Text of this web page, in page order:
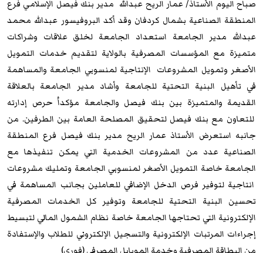
صباح اليوم الأستاذ/ عمار الريح عبدالله مدير بنك فيصل الإسلامي فرع
المنطقة الصناعية بشمال كردفان وقد أكد البروفيسور عبدالله محمد
عبدالله مدير الجامعة استعداد الجامعة لخلق علاقات وشراكات
متميزة مع المؤسسات المصرفية بالولاية لتقديم خدمات التمويل
الأصغر وتمويل المشروعات الإنتاجية لمنسوبي الجامعة والمساهمة
في تأهيل البنية التحتية للجامعة وأشاد مدير الجامعة بالعلاقة
القديمة والمتميزة بين بنك فيصل والجامعة مؤكداُ حرص إدارته
للتعاون مع بنك فيصل لتحقيق المصلحة العامة بين الطرفين. من
جانبه استعرض الأستاذ عمار الريح مدير بنك فيصل فرع المنطقة
الصناعية عدد من المشروعات الخدمية التي يمكن تنفيذها مع
الجامعة خاصة التمويل الأصغر لمنسوبي الجامعة وتمليك مشروعات
انتاجية لتوفير فرص الدخل الإضافي للعاملين بجانب المساهمة في
تحسين البنية التحتية للجامعة وتوفير كل الخدمات المصرفية
الإلكترونية التي تحتاجها الجامعة خاصة نظام الشمول المالي لتبسيط
إجراءات المرتبات الإلكترونية والتسجيل الإلكتروني للطلاب والإستفادة